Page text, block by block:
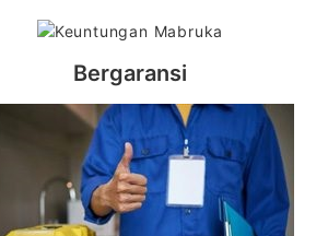
Bergaransi